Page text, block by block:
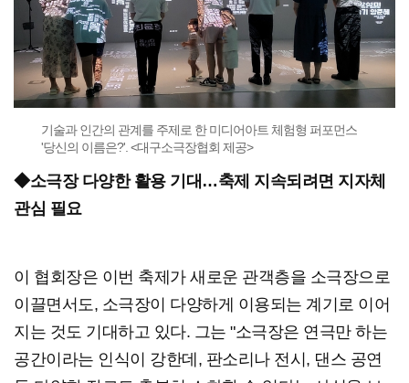
기술과 인간의 관계를 주제로 한 미디어아트 체험형 퍼포먼스
'당신의 이름은?'. <대구소극장협회 제공>
◆소극장 다양한 활용 기대…축제 지속되려면 지자체
관심 필요
이 협회장은 이번 축제가 새로운 관객층을 소극장으로
이끌면서도, 소극장이 다양하게 이용되는 계기로 이어
지는 것도 기대하고 있다. 그는 "소극장은 연극만 하는
공간이라는 인식이 강한데, 판소리나 전시, 댄스 공연